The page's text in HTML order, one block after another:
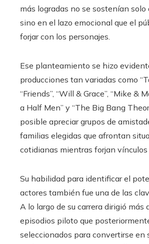
más logradas no se sostenían solo
sino en el lazo emocional que el
forjar con los personajes.
Ese planteamiento se hizo
producciones tan variadas como
“Friends”, “Will & Grace”, “Mike &
a Half Men” y “The Big Bang
posible apreciar grupos de
familias elegidas que afrontan
cotidianas mientras forjan vínculos
Su habilidad para identificar el
actores también fue una de las
A lo largo de su carrera dirigió más
episodios piloto que
seleccionados para convertirse en